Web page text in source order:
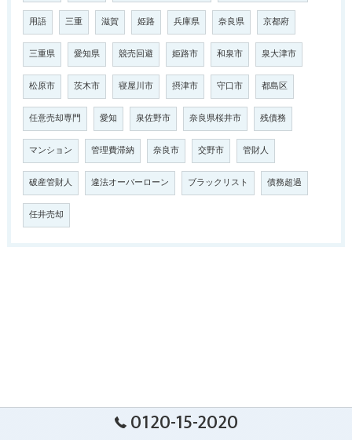
用語 三重 滋賀 姫路 兵庫県 奈良県 京都府
三重県 愛知県 競売回避 姫路市 和泉市 泉大津市
松原市 茨木市 寝屋川市 摂津市 守口市 都島区
任意売却専門 愛知 泉佐野市 奈良県桜井市 残債務
マンション 管理費滞納 奈良市 交野市 管財人
破産管財人 違法オーバーローン ブラックリスト 債務超過
任井売却
0120-15-2020